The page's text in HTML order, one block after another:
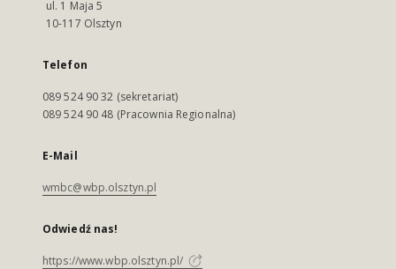
ul. 1 Maja 5
10-117 Olsztyn
Telefon
089 524 90 32 (sekretariat)
089 524 90 48 (Pracownia Regionalna)
E-Mail
wmbc@wbp.olsztyn.pl
Odwiedź nas!
https://www.wbp.olsztyn.pl/